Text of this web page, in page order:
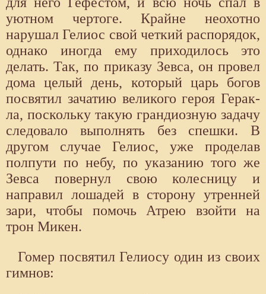
уютном чертоге. Крайне неохотно
нарушал Гелиос свой четкий распорядок,
однако ино­гда ему приходилось это
делать. Так, по приказу Зевса, он провел
дома целый день, который царь богов
посвятил зачатию великого героя Герак­
ла, поскольку такую грандиозную задачу
следовало выполнять без спеш­ки. В
другом случае Гелиос, уже проделав
полпути по небу, по указанию того же
Зевса повернул свою колесницу и
направил лошадей в сторону утренней
зари, чтобы помочь Атрею взойти на
трон Микен.
Гомер посвятил Гелиосу один из своих
гимнов: